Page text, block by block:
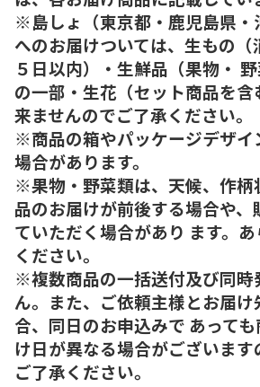
※島しょ（東京都・鹿児島県・
へのお届けついては、生もの（
５日以内）・生鮮品（果物・ 野
の一部・生花（セット商品を含
来ませんのでご了承ください。
※商品の箱やパッケージデザイ
場合があります。
※果物・野菜類は、天候、作柄
品のお届けが前後する場合や、
ていただく場合があり ます。
ください。
※複数商品の一括送付及び同時
ん。また、ご依頼主様とお届け
合、同日のお申込みで あって
け日が異なる場合がございます
ご了承ください。